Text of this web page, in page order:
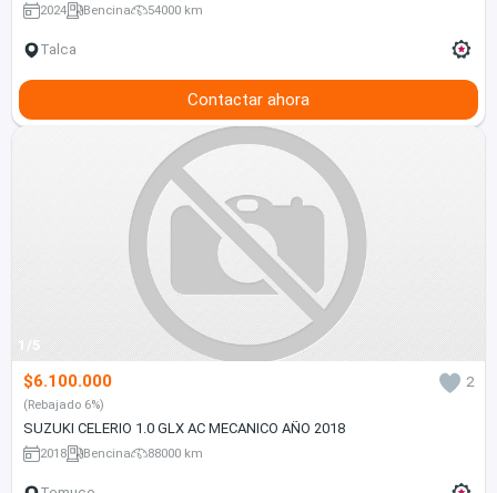
2024 Bencina 54000 km
Talca
Contactar ahora
1/5
$6.100.000 2
(Rebajado 6%)
SUZUKI CELERIO 1.0 GLX AC MECANICO AÑO 2018
2018 Bencina 88000 km